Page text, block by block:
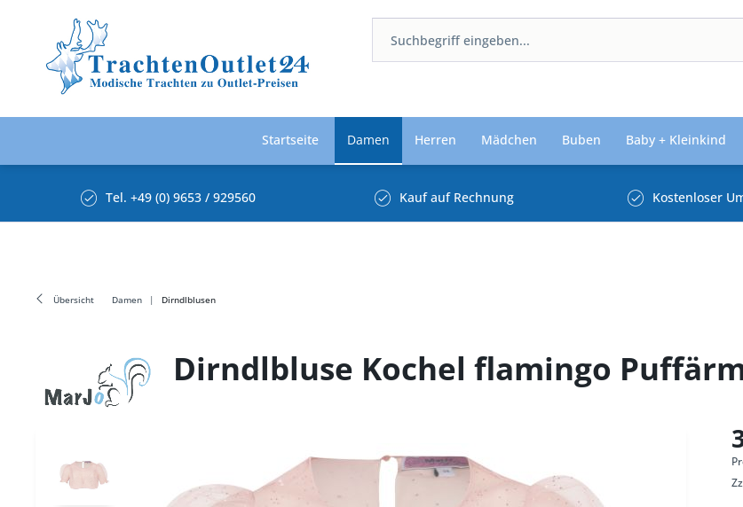
Startseite Damen Herren Mädchen Buben Baby + Kleinkind
Tel. +49 (0) 9653 / 929560 Kauf auf Rechnung Kostenloser
Übersicht Damen Dirndlblusen
Dirndlbluse Kochel flamingo